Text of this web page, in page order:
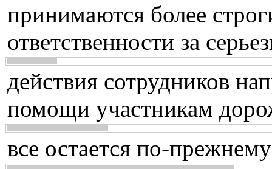
принимаются более
ответственности за
действия сотрудников
помощи участникам
все остается по-